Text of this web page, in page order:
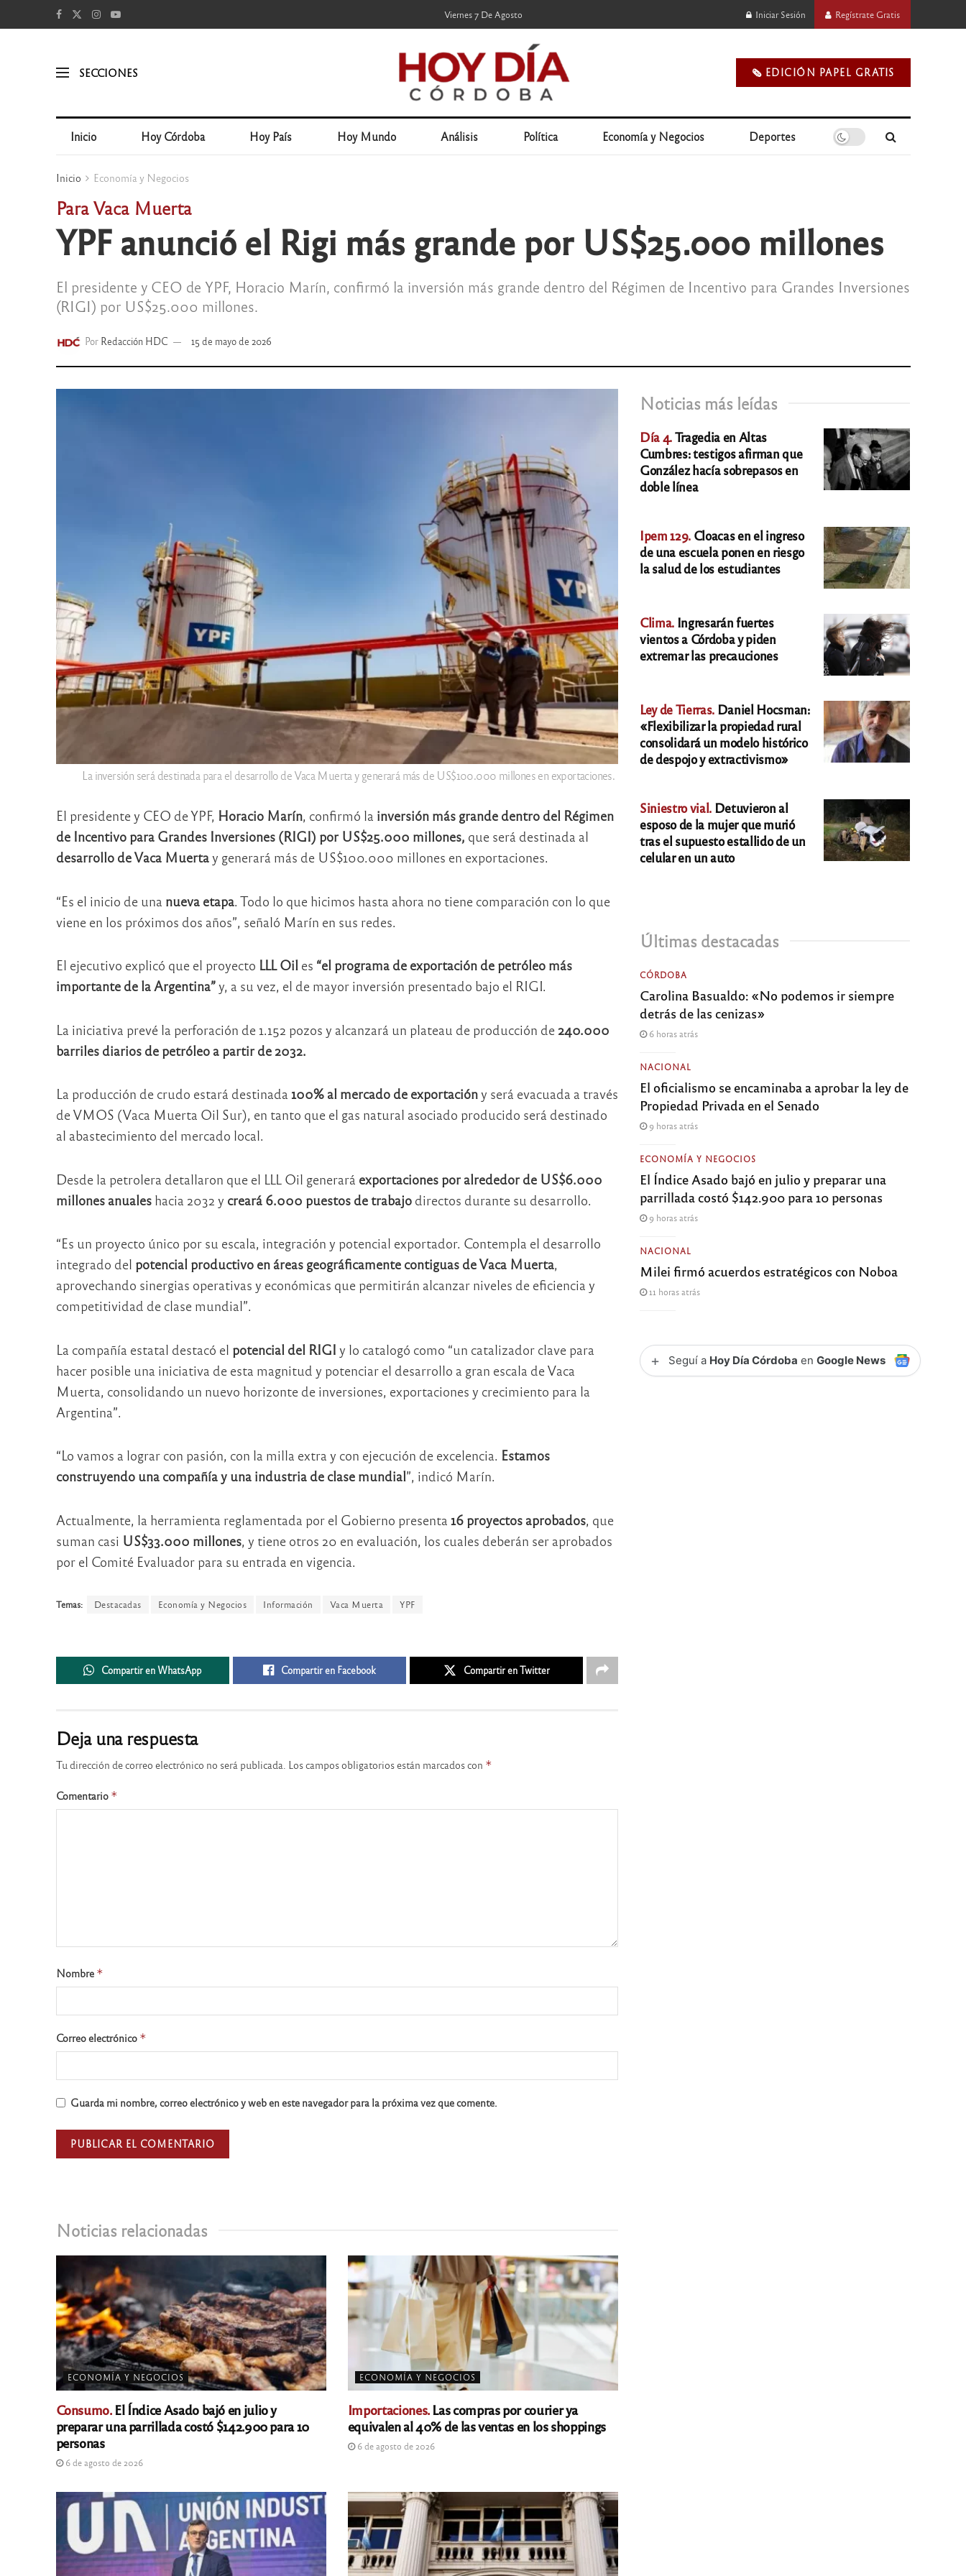
Viernes 7 De Agosto Iniciar Sesión Regístrate Gratis
SECCIONES 🗞️ EDICIÓN PAPEL GRATIS
Inicio Hoy Córdoba Hoy País Hoy Mundo Análisis Política Economía y Negocios Deportes
Inicio Economía y Negocios
Para Vaca Muerta
YPF anunció el Rigi más grande por US$25.000 millones
El presidente y CEO de YPF, Horacio Marín, confirmó la inversión más grande dentro del Régimen de Incentivo para Grandes Inversiones
(RIGI) por US$25.000 millones.
Por Redacción HDC 15 de mayo de 2026
La inversión será destinada para el desarrollo de Vaca Muerta y generará más de US$100.000 millones en exportaciones.
El presidente y CEO de YPF, Horacio Marín, confirmó la inversión más grande dentro del Régimen
de Incentivo para Grandes Inversiones (RIGI) por US$25.000 millones, que será destinada al
desarrollo de Vaca Muertay generará más de US$100.000 millones en exportaciones.
“Es el inicio de una nueva etapa. Todo lo que hicimos hasta ahora no tiene comparación con lo que
viene en los próximos dos años”, señaló Marín en sus redes.
El ejecutivo explicó que el proyecto LLL Oil es “el programa de exportación de petróleo más
importante de la Argentina”y, a su vez, el de mayor inversión presentado bajo el RIGI.
La iniciativa prevé la perforación de 1.152 pozos y alcanzará un plateau de producción de 240.000
barriles diarios de petróleo a partir de 2032.
La producción de crudo estará destinada 100% al mercado de exportacióny será evacuada a través
de VMOS (Vaca Muerta Oil Sur), en tanto que el gas natural asociado producido será destinado
al abastecimiento del mercado local.
Desde la petrolera detallaron que el LLL Oil generará exportaciones por alrededor de US$6.000
millones anualeshacia 2032 y creará 6.000 puestos de trabajodirectos durante su desarrollo.
“Es un proyecto único por su escala, integración y potencial exportador. Contempla el desarrollo
integrado del potencial productivo en áreas geográficamente contiguas de Vaca Muerta,
aprovechando sinergias operativas y económicas que permitirán alcanzar niveles de eficiencia y
competitividad de clase mundial”.
La compañía estatal destacó el potencial del RIGI y lo catalogó como “un catalizador clave para
hacer posible una iniciativa de esta magnitud y potenciar el desarrollo a gran escala de Vaca
Muerta, consolidando un nuevo horizonte de inversiones, exportaciones y crecimiento para la
Argentina”.
“Lo vamos a lograr con pasión, con la milla extra y con ejecución de excelencia. Estamos
construyendo una compañía y una industria de clase mundial”, indicó Marín.
Actualmente, la herramienta reglamentada por el Gobierno presenta 16 proyectos aprobados, que
suman casi US$33.000 millones, y tiene otros 20 en evaluación, los cuales deberán ser aprobados
por el Comité Evaluador para su entrada en vigencia.
Temas: Destacadas Economía y Negocios Información Vaca Muerta YPF
Compartir en WhatsApp Compartir en Facebook Compartir en Twitter
Noticias relacionadas
ECONOMÍA Y NEGOCIOS
Consumo.El Índice Asado bajó en julio y
preparar una parrillada costó $142.900 para 10
personas
6 de agosto de 2026
ECONOMÍA Y NEGOCIOS
Importaciones.Las compras por courier ya
equivalen al 40% de las ventas en los shoppings
6 de agosto de 2026
Deja una respuesta
Tu dirección de correo electrónico no será publicada. Los campos obligatorios están marcados con *
Comentario *
Nombre *
Correo electrónico *
Guarda mi nombre, correo electrónico y web en este navegador para la próxima vez que comente.
Noticias más leídas
Día 4.Tragedia en Altas
Cumbres: testigos afirman que
González hacía sobrepasos en
doble línea
Ipem 129. Cloacas en el ingreso
de una escuela ponen en riesgo
la salud de los estudiantes
Clima. Ingresarán fuertes
vientos a Córdoba y piden
extremar las precauciones
Ley de Tierras. Daniel Hocsman:
«Flexibilizar la propiedad rural
consolidará un modelo histórico
de despojo y extractivismo»
Siniestro vial. Detuvieron al
esposo de la mujer que murió
tras el supuesto estallido de un
celular en un auto
Últimas destacadas
CÓRDOBA
Carolina Basualdo: «No podemos ir siempre
detrás de las cenizas»
6 horas atrás
NACIONAL
El oficialismo se encaminaba a aprobar la ley de
Propiedad Privada en el Senado
9 horas atrás
ECONOMÍA Y NEGOCIOS
El Índice Asado bajó en julio y preparar una
parrillada costó $142.900 para 10 personas
9 horas atrás
NACIONAL
Milei firmó acuerdos estratégicos con Noboa
11 horas atrás
+ Seguí a Hoy Día Córdoba enGoogle News